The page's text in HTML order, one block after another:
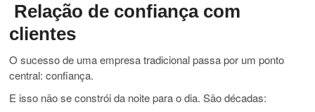
Relação de confiança com
clientes
O sucesso de uma empresa tradicional passa por um ponto
central: confiança.
E isso não se constrói da noite para o dia. São décadas: